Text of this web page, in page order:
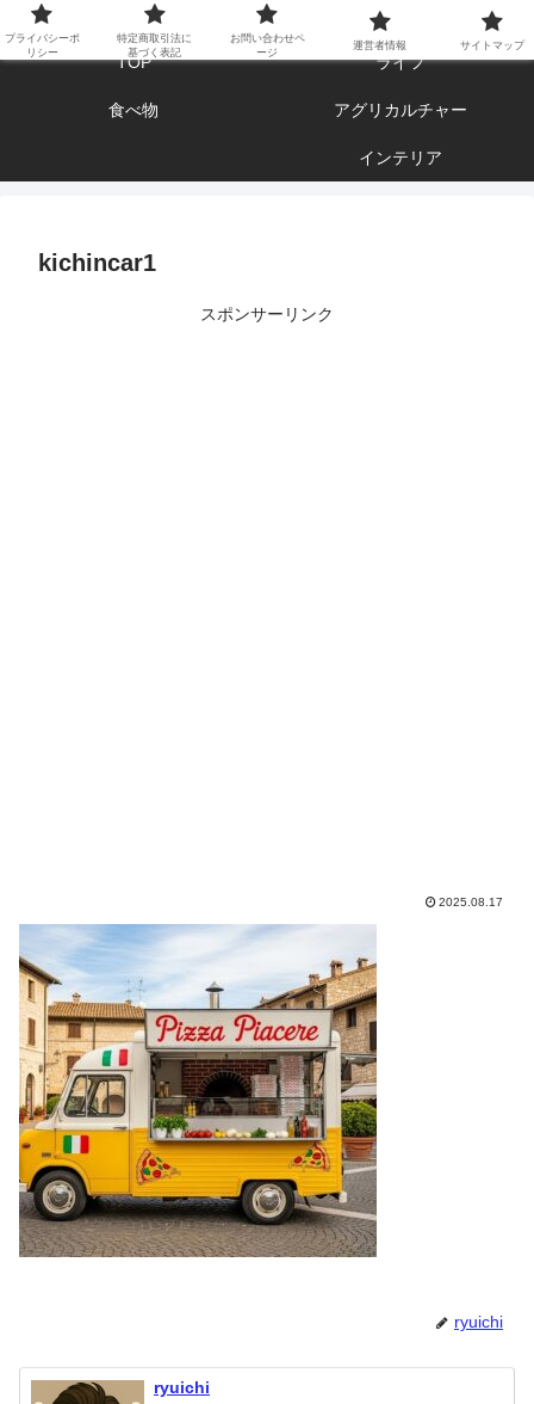
エンジョイ ブログライフ
TOP ライフ
食べ物 アグリカルチャー
インテリア
kichincar1
スポンサーリンク
2025.08.17
ryuichi
ryuichi
プライバシーポ
リシー
特定商取引法に
基づく表記
お問い合わせペ
ージ
運営者情報 サイトマップ